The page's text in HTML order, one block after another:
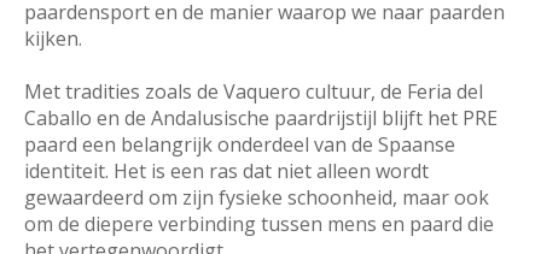
paardensport en de manier waarop we naar paarden
kijken.
Met tradities zoals de Vaquero cultuur, de Feria del
Caballo en de Andalusische paardrijstijl blijft het PRE
paard een belangrijk onderdeel van de Spaanse
identiteit. Het is een ras dat niet alleen wordt
gewaardeerd om zijn fysieke schoonheid, maar ook
om de diepere verbinding tussen mens en paard die